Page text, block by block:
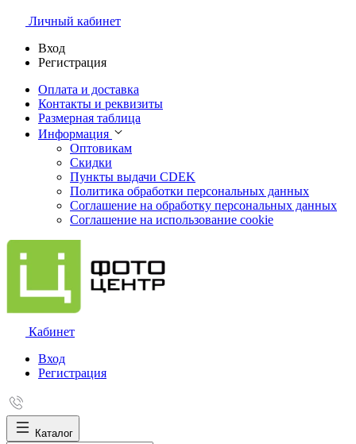
Личный кабинет
Вход
Регистрация
Оплата и доставка
Контакты и реквизиты
Размерная таблица
Информация
Оптовикам
Скидки
Пункты выдачи CDEK
Политика обработки персональных данных
Соглашение на обработку персональных данных
Соглашение на использование cookie
Кабинет
Вход
Регистрация
Каталог